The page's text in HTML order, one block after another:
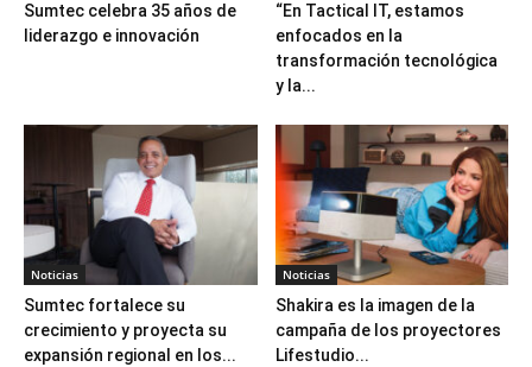
Sumtec celebra 35 años de
liderazgo e innovación
“En Tactical IT, estamos
enfocados en la
transformación tecnológica
y la...
Noticias
Sumtec fortalece su
crecimiento y proyecta su
expansión regional en los...
Noticias
Shakira es la imagen de la
campaña de los proyectores
Lifestudio...